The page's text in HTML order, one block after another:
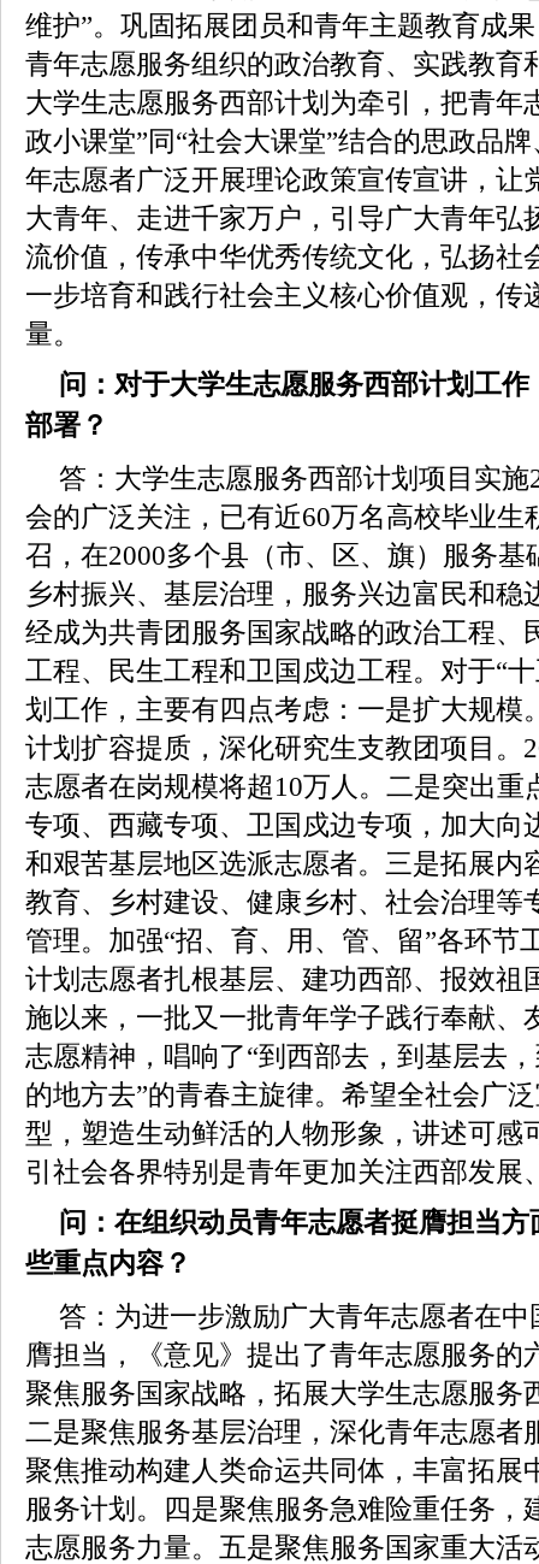
维护”。巩固拓展团员和青年主题教育成
青年志愿服务组织的政治教育、实践教育
大学生志愿服务西部计划为牵引，把青年
政小课堂”同“社会大课堂”结合的思政品
年志愿者广泛开展理论政策宣传宣讲，让
大青年、走进千家万户，引导广大青年弘
流价值，传承中华优秀传统文化，弘扬社
一步培育和践行社会主义核心价值观，传
量。
问：对于大学生志愿服务西部计划工
部署？
答：大学生志愿服务西部计划项目实
会的广泛关注，已有近60万名高校毕业生
召，在2000多个县（市、区、旗）服务基
乡村振兴、基层治理，服务兴边富民和稳
经成为共青团服务国家战略的政治工程、
工程、民生工程和卫国戍边工程。对于“
划工作，主要有四点考虑：一是扩大规模
计划扩容提质，深化研究生支教团项目。
志愿者在岗规模将超10万人。二是突出重
专项、西藏专项、卫国戍边专项，加大向
和艰苦基层地区选派志愿者。三是拓展内
教育、乡村建设、健康乡村、社会治理等
管理。加强“招、育、用、管、留”各环节
计划志愿者扎根基层、建功西部、报效祖
施以来，一批又一批青年学子践行奉献、
志愿精神，唱响了“到西部去，到基层去
的地方去”的青春主旋律。希望全社会广
型，塑造生动鲜活的人物形象，讲述可感
引社会各界特别是青年更加关注西部发展
问：在组织动员青年志愿者挺膺担当
些重点内容？
答：为进一步激励广大青年志愿者在
膺担当，《意见》提出了青年志愿服务的
聚焦服务国家战略，拓展大学生志愿服务
二是聚焦服务基层治理，深化青年志愿者
聚焦推动构建人类命运共同体，丰富拓展
服务计划。四是聚焦服务急难险重任务，
志愿服务力量。五是聚焦服务国家重大活